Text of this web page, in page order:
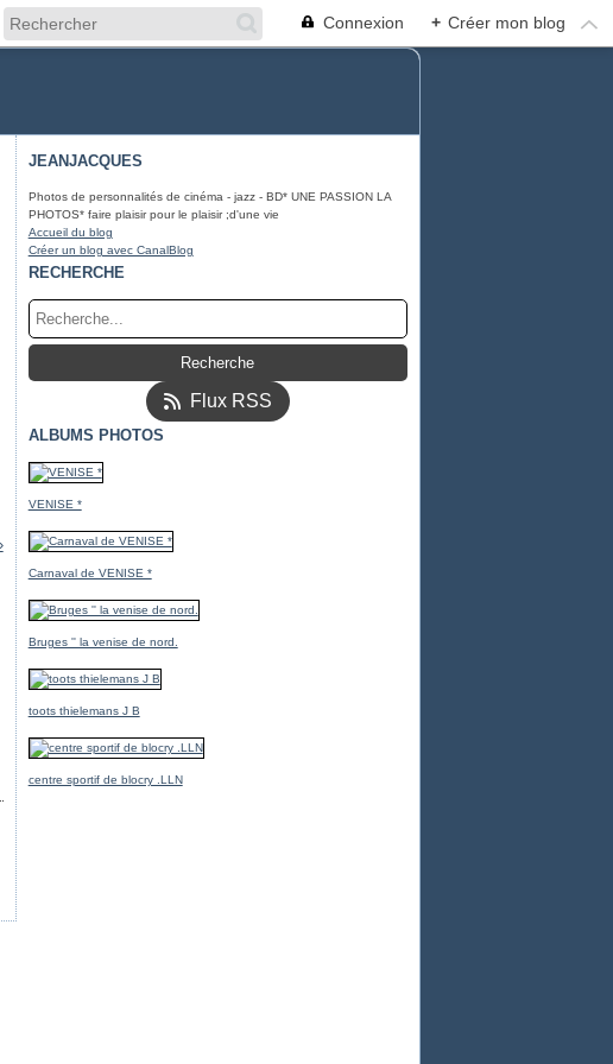
Connexion + Créer mon blog
JEANJACQUES
Photos de personnalités de cinéma - jazz - BD* UNE PASSION LA
PHOTOS* faire plaisir pour le plaisir ;d'une vie
Accueil du blog
Créer un blog avec CanalBlog
RECHERCHE
Flux RSS
ALBUMS PHOTOS
VENISE *
Carnaval de VENISE *
Bruges '' la venise de nord.
toots thielemans J B
centre sportif de blocry .LLN